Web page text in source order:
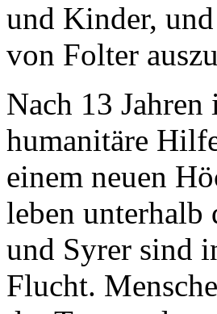
und Kinder,
von Folter
Nach 13
humanitäre
einem neuen
leben
und Syrer sind
Flucht.